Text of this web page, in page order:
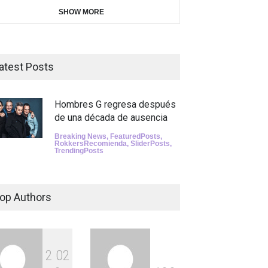
SHOW MORE
Posts
Hombres G regresa después
de una década de ausencia
Breaking News, FeaturedPosts,
RokkersRecomienda, SliderPosts,
TrendingPosts
Authors
2 02